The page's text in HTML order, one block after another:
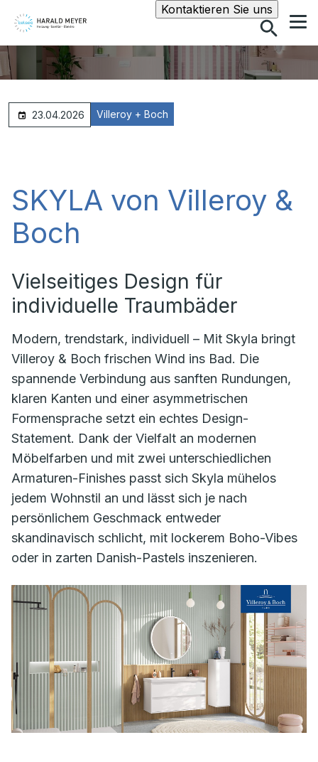
Kontaktieren Sie unsSuche
23.04.2026 Villeroy + Boch
SKYLA von Villeroy &
Boch
Vielseitiges Design für
individuelle Traumbäder
Modern, trendstark, individuell – Mit Skyla bringt
Villeroy & Boch frischen Wind ins Bad. Die
spannende Verbindung aus sanften Rundungen,
klaren Kanten und einer asymmetrischen
Formensprache setzt ein echtes Design-
Statement. Dank der Vielfalt an modernen
Möbelfarben und mit zwei unterschiedlichen
Armaturen-Finishes passt sich Skyla mühelos
jedem Wohnstil an und lässt sich je nach
persönlichem Geschmack entweder
skandinavisch schlicht, mit lockerem Boho-Vibes
oder in zarten Danish-Pastels inszenieren.